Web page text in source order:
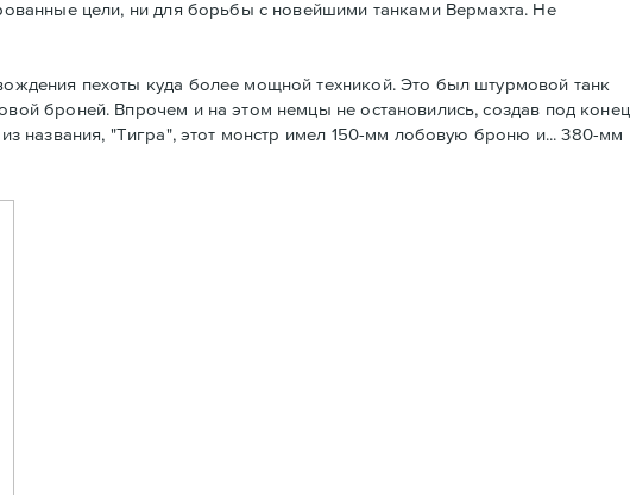
цели, ни для борьбы с новейшими танками Вермахта. Не
пехоты куда более мощной техникой. Это был штурмовой танк
броней. Впрочем и на этом немцы не остановились, создав под конец
названия, "Тигра", этот монстр имел 150-мм лобовую броню и... 380-мм